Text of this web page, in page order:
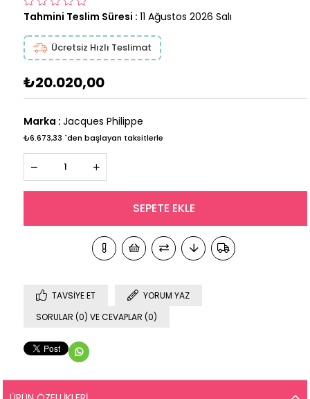
Tahmini Teslim Süresi : 11 Ağustos 2026 Salı
Ücretsiz Hızlı Teslimat
₺20.020,00
Marka : Jacques Philippe
₺6.673,33 `den başlayan taksitlerle
TAVSIYE ET
YORUM YAZ
SORULAR (0) VE CEVAPLAR (0)